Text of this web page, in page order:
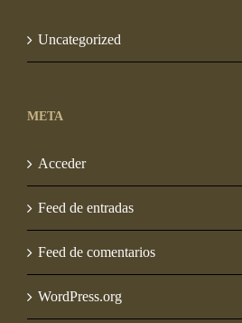
Uncategorized
META
Acceder
Feed de entradas
Feed de comentarios
WordPress.org